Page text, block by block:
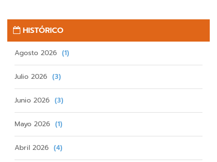
HISTÓRICO
Agosto 2026 (1)
Julio 2026 (3)
Junio 2026 (3)
Mayo 2026 (1)
Abril 2026 (4)